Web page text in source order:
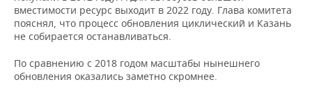
вместимости ресурс выходит в 2022 году. Глава комитета
пояснял, что процесс обновления циклический и Казань
не собирается останавливаться.
По сравнению с 2018 годом масштабы нынешнего
обновления оказались заметно скромнее.